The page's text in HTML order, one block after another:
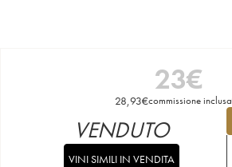
23€
28,93€commissione inclusa
VENDUTO
VINI SIMILI IN VENDITA